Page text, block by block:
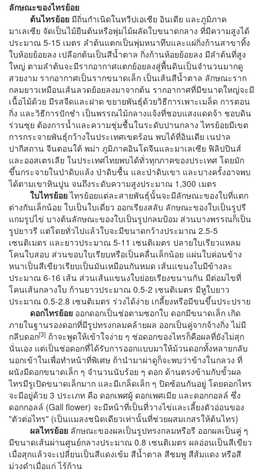
ลักษณะของไทรย้อย
ต้นไทรย้อย มีถิ่นกำเนิดในทวีปเอเชีย อินเดีย และภูมิภาค
มาเลเซีย จัดเป็นไม้ยืนต้นหรือพุ่มไม้ผลัดใบขนาดกลาง ที่มีความสูงได้
ประมาณ 5-15 เมตร ลำต้นแตกเป็นพุ่มหนาทึบและแผ่กิ่งก้านสาขาทิ้ง
ใบห้อยย้อยลง เปลือกต้นเป็นสีน้ำตาล กิ่งก้านห้อยย้อยลง มีลำต้นที่สูง
ใหญ่ ตามลำต้นจะมีรากอากาศแตกย้อยลงสู่พื้นดินเป็นจำนวนมากดู
สวยงาม รากอากาศเป็นรากขนาดเล็ก เป็นเส้นสีน้ำตาล ลักษณะราก
กลมยาวเหมือนเส้นลวดย้อยลงมาจากต้น รากอากาศที่มีขนาดใหญ่จะมี
เนื้อไม้ด้วย มีรสจืดและฝาด ขยายพันธุ์ด้วยวิธีการเพาะเมล็ด การตอน
กิ่ง และวิธีการปักชำ เป็นพรรณไม้กลางแจ้งที่ชอบแสงแดดจ้า ชอบดิน
ร่วนซุย ต้องการน้ำและความชุ่มชื้นในระดับปานกลาง ไทรย้อยมีเขต
การกระจายพันธุ์กว้างในประเทศเขตร้อน พบได้ที่อินเดีย เนปาล
ปากีสถาน จีนตอนใต้ พม่า ภูมิภาคอินโดจีนและมาเลเซีย ฟิลิปปินส์
และออสเตรเลีย ในประเทศไทยพบได้ทั่วทุกภาคของประเทศ โดยมัก
ขึ้นกระจายในป่าดิบแล้ง ป่าดิบชื้น และป่าดิบเขา และบางครั้งอาจพบ
ได้ตามเขาหินปูน จนถึงระดับความสูงประมาณ 1,300 เมตร
ใบไทรย้อยไทรย้อยแต่ละสายพันธุ์นั้นจะมีลักษณะของใบที่แตก
ต่างกันเล็กน้อย ใบเป็นใบเดี่ยว ออกเรียงสลับ ลักษณะของใบเป็นรูปรี
แกมรูปไข่ บางต้นลักษณะของใบเป็นรูปกลมป้อม ส่วนบางพรรณก็เป็น
รูปยาวรี แต่โดยทั่วไปแล้วใบจะมีขนาดกว้างประมาณ 2.5-5
เซนติเมตร และยาวประมาณ 5-11 เซนติเมตร ปลายใบเรียวแหลม
โคนใบสอบ ส่วนขอบใบเรียบหรือเป็นคลื่นเล็กน้อย แผ่นใบค่อนข้าง
หนาเป็นสีเขียวเรียบเป็นมันเหมือนกันหมด เส้นแขนงใบมีข้างละ
ประมาณ 6-16 เส้น ส่วนเส้นแขนงใบย่อยเรียงขนานกัน มีต่อมไขที่
โคนเส้นกลางใบ ก้านยาวประมาณ 0.5-2 เซนติเมตร มีหูใบยาว
ประมาณ 0.5-2.8 เซนติเมตร ร่วงได้ง่าย เกลี้ยงหรือมีขนขึ้นประปราย
ดอกไทรย้อย ออกดอกเป็นช่อตามซอกใบ ดอกมีขนาดเล็ก เกิด
ภายในฐานรองดอกที่มีรูปทรงกลมคล้ายผล ออกเป็นคู่จากจ้างกิ่ง ไม่มี
กลีบดอก[3] ถ้าจะพูดให้เข้าใจง่าย ๆ ช่อดอกของไทรก็คือผลที่ยังไม่สุก
นั่นเอง แต่เป็นช่อดอกที่ได้รับการออกแบบมาให้ม้วนดอกทั้งหลายกลับ
นอกเข้าในเพื่อทำหน้าที่พิเศษ ถ้านำมาผ่าดูก็จะพบว่าข้างในกลวง ที่
ผนังมีดอกขนาดเล็ก ๆ จำนวนนับร้อย ๆ ดอก ด้านตรงข้ามกับขั้วผล
ไทรมีรูเปิดขนาดเล็กมาก และมีเกล็ดเล็ก ๆ ปิดซ้อนกันอยู่ โดยดอกไทร
จะมีอยู่ด้วย 3 ประเภท คือ ดอกเพศผู้ ดอกเพศเมีย และดอกกอลล์ ซึ่ง
ดอกกอลล์ (Gall flower) จะมีหน้าที่เป็นที่วางไข่และเลี้ยงตัวอ่อนของ
"ตัวต่อไทร" (เป็นแมลงชนิดเดียวเท่านั้นที่ช่วยผสมเกสรให้ต้นไทร)
ผลไทรย้อย ลักษณะของผลเป็นรูปทรงกลมหรือรี ออกผลเป็นคู่ ๆ
มีขนาดเส้นผ่านศูนย์กลางประมาณ 0.8 เซนติเมตร ผลอ่อนเป็นสีเขียว
เมื่อสุกแล้วจะเปลี่ยนเป็นสีแดงเข้ม สีน้ำตาล สีชมพู สีส้มแดง หรือสี
ม่วงดำเมื่อแก่ ไร้ก้าน